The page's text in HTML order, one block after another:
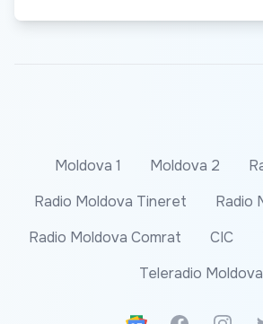
Moldova 1 Moldova 2
Radio Moldova Tineret
Radio
Radio Moldova Comrat
CIC
Teleradio Moldova